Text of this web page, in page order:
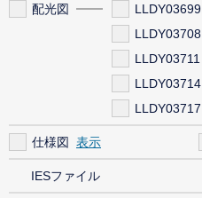
配光図
LLDY03699
LLDY03708
LLDY03711
LLDY03714
LLDY03717
仕様図
IESファイル